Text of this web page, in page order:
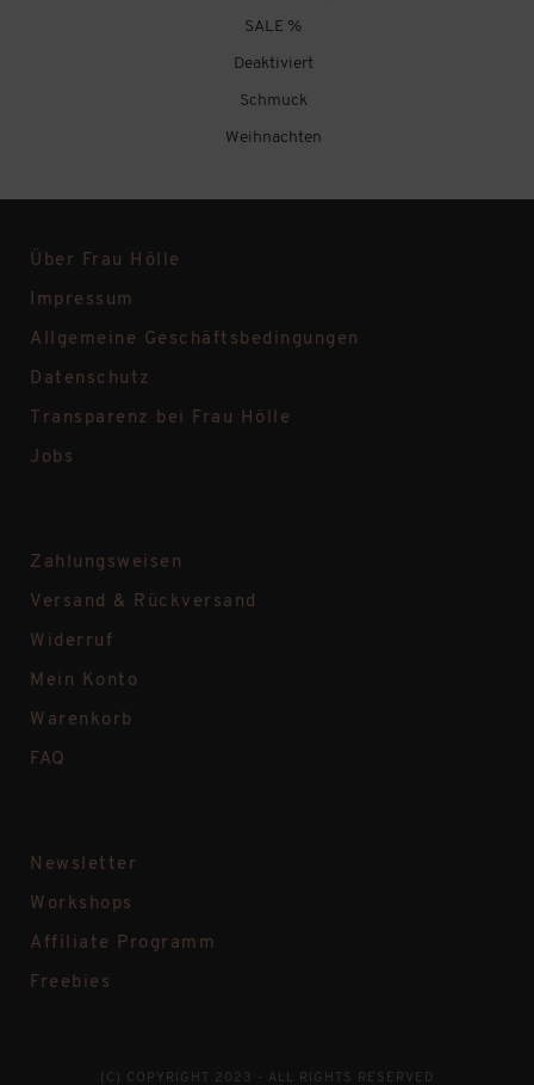
SALE %
Deaktiviert
Schmuck
Weihnachten
Über Frau Hölle
Impressum
Allgemeine Geschäftsbedingungen
Datenschutz
Transparenz bei Frau Hölle
Jobs
Zahlungsweisen
Versand & Rückversand
Widerruf
Mein Konto
Warenkorb
FAQ
Newsletter
Workshops
Affiliate Programm
Freebies
(C) COPYRIGHT 2023 - ALL RIGHTS RESERVED